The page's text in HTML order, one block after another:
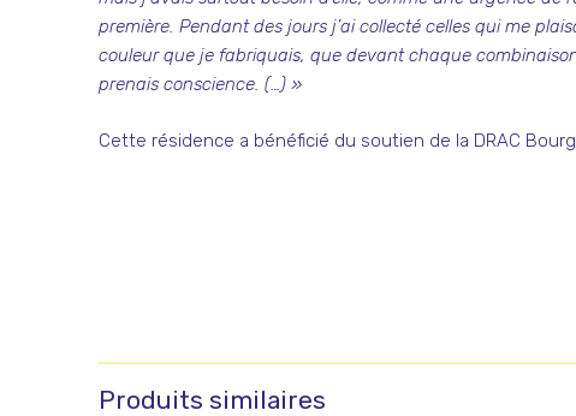
première. Pendant des jours j’ai collecté celles qui me
couleur que je fabriquais, que devant chaque
prenais conscience. (…) »
Cette résidence a bénéficié du soutien de la DRAC
Produits similaires